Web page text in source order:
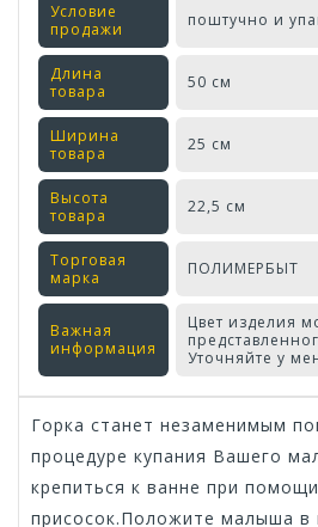
Условие
продажи
поштучно и
Длина
товара
50 см
Ширина
товара
25 см
Высота
товара
22,5 см
Торговая
марка
ПОЛИМЕРБЫТ
Важная
информация
Цвет изделия
Уточняйте у
Горка станет незаменимым
процедуре купания Вашего
крепиться к ванне при помощи
присосок.Положите малыша в